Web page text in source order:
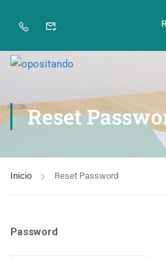
Reset
Inicio Reset Password
Password